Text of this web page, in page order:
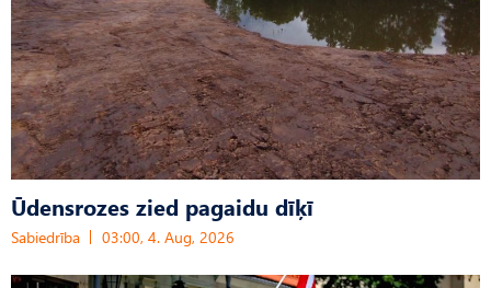
Ūdensrozes zied pagaidu dīķī
Sabiedrība 03:00, 4. Aug, 2026